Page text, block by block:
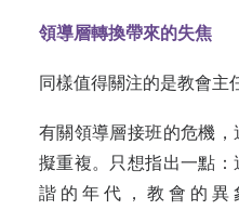
領導層轉換帶來的失焦
同樣值得關注的是教會主
有關領導層接班的危機
擬重複。只想指出一點
諧的年代，教會的